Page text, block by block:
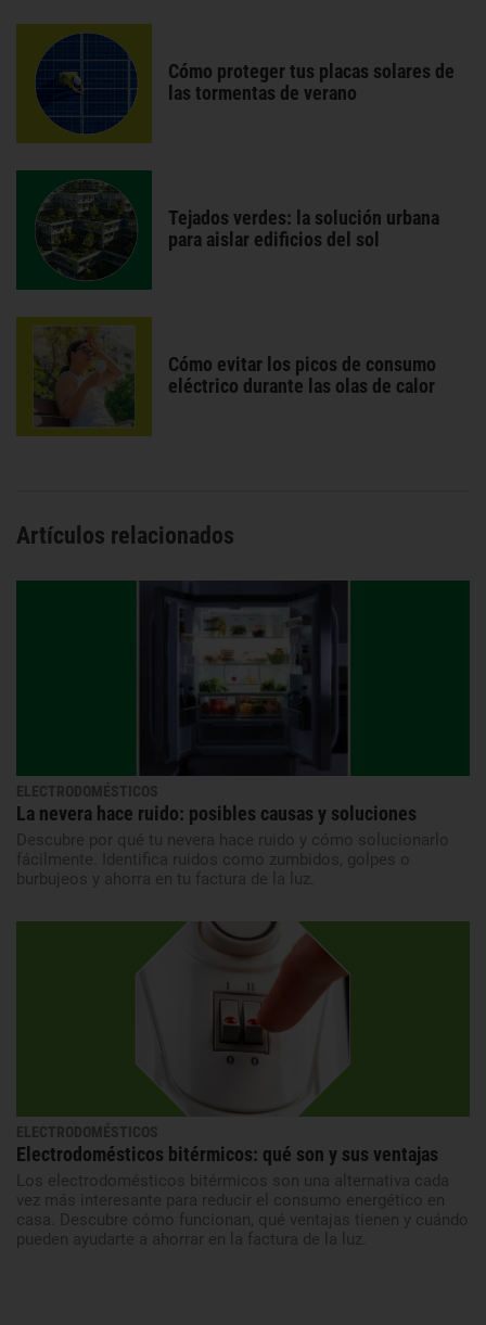
Cómo proteger tus placas solares de
las tormentas de verano
Tejados verdes: la solución urbana
para aislar edificios del sol
Cómo evitar los picos de consumo
eléctrico durante las olas de calor
Artículos relacionados
ELECTRODOMÉSTICOS
La nevera hace ruido: posibles causas y soluciones
Descubre por qué tu nevera hace ruido y cómo solucionarlo
fácilmente. Identifica ruidos como zumbidos, golpes o
burbujeos y ahorra en tu factura de la luz.
ELECTRODOMÉSTICOS
Electrodomésticos bitérmicos: qué son y sus ventajas
Los electrodomésticos bitérmicos son una alternativa cada
vez más interesante para reducir el consumo energético en
casa. Descubre cómo funcionan, qué ventajas tienen y cuándo
pueden ayudarte a ahorrar en la factura de la luz.